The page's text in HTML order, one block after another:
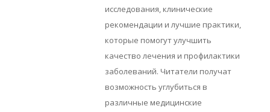
исследования, клинические
рекомендации и лучшие практики,
которые помогут улучшить
качество лечения и профилактики
заболеваний. Читатели получат
возможность углубиться в
различные медицинские